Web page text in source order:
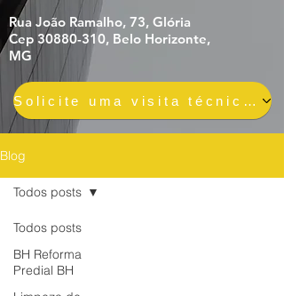
Rua João Ramalho, 73, Glória
Cep 30880-310, Belo Horizonte,
MG
Solicite uma visita técnica gratuita e sem compromisso
Blog
Todos posts
BH Reforma
Predial BH
Todos posts